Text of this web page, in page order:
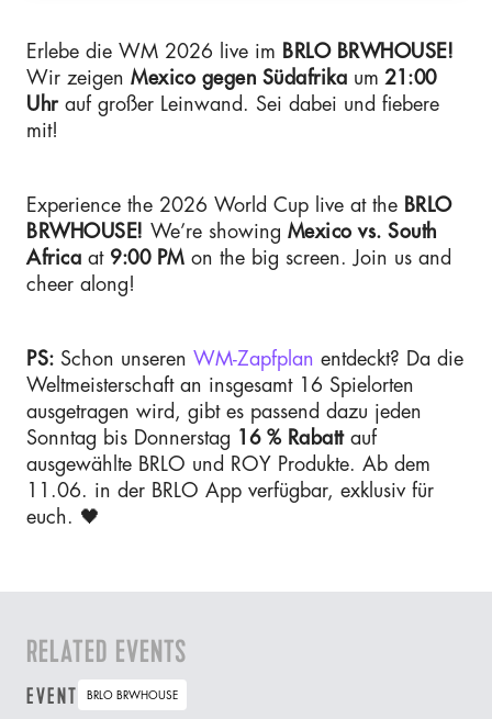
Erlebe die WM 2026 live im BRLO BRWHOUSE!
Wir zeigen Mexico gegen Südafrika um 21:00
Uhrauf großer Leinwand. Sei dabei und fiebere
mit!
Experience the 2026 World Cup live at the BRLO
BRWHOUSE! We’re showing Mexico vs. South
Africa at 9:00 PMon the big screen. Join us and
cheer along!
PS: Schon unseren WM-Zapfplan entdeckt? Da die
Weltmeisterschaft an insgesamt 16 Spielorten
ausgetragen wird, gibt es passend dazu jeden
Sonntag bis Donnerstag
16 % Rabattauf
ausgewählte BRLO und ROY Produkte. Ab dem
11.06. in der BRLO App verfügbar, exklusiv für
euch. 🖤
RELATED EVENTS
EVENT BRLO BRWHOUSE